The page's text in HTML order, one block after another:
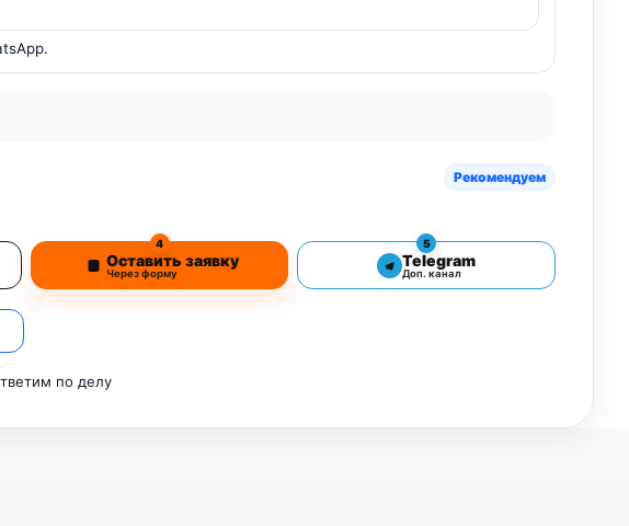
Рекомендуем
4
Оставить заявку
Через форму
5
Telegram
Доп. канал
по делу